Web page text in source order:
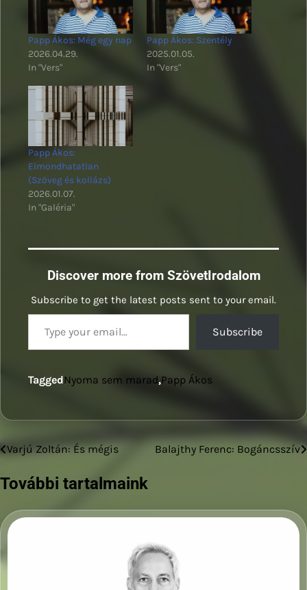
Papp Ákos: Még egy nap
2026.04.29.
In "Vers"
Papp Ákos: Szentély
2025.01.05.
In "Vers"
Papp Ákos:
Elmondhatatlan
(Szöveg és kollázs)
2026.01.07.
In "Galéria"
Discover more from SzövetIrodalom
Subscribe to get the latest posts sent to your email.
Type your email…
Subscribe
TaggedNyoma sem marad,Papp Ákos
Bejegyzés
navigáció
Varjú Zoltán: És mégis Balajthy Ferenc: Bogáncsszív
További tartalmaink